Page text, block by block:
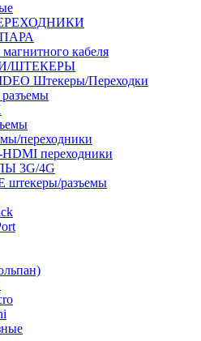
кабеля
ШТЕКЕРЫ
Штекеры/Переходки
переходники
переходники
3G/4G
разъемы